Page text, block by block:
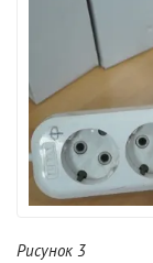
Рисунок 3